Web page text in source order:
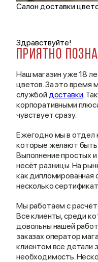
Салон доставки
Здравствуйте!
Приятно
Наш магазин уже 18
цветов. За это время
службой доставки.
корпоративными
чувствует сразу.
Ежегодно мы в отдел
которые желают
Выполнение простых
несёт разницы. На
как
несколько
Мы работаем с
Все клиенты, среди
довольны нашей
заказах оператор
клиентом все детали
необходимость.